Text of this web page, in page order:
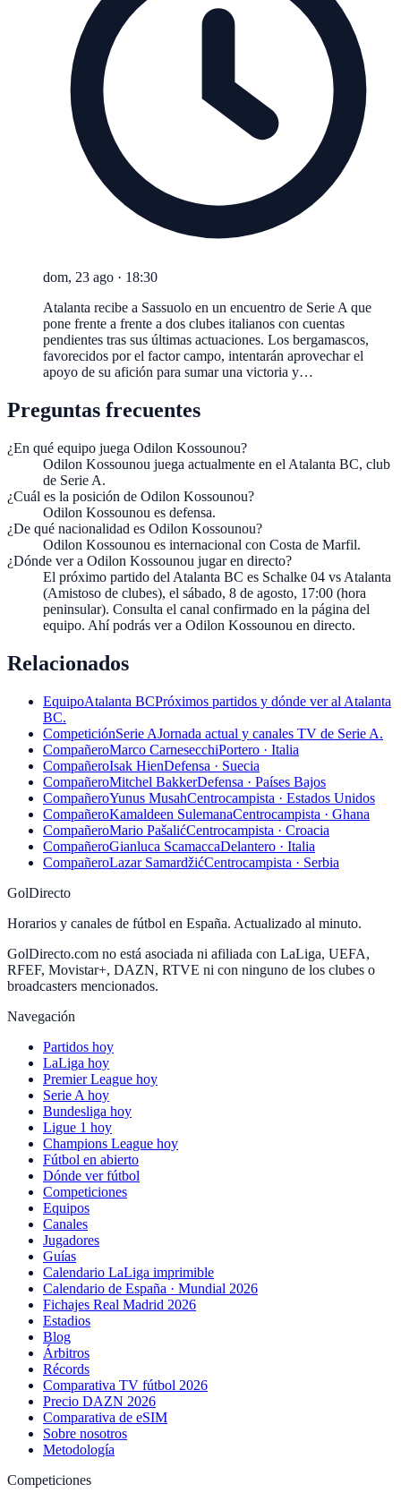
dom, 23 ago · 18:30
Atalanta recibe a Sassuolo en un encuentro de Serie A que
pone frente a frente a dos clubes italianos con cuentas
pendientes tras sus últimas actuaciones. Los bergamascos,
favorecidos por el factor campo, intentarán aprovechar el
apoyo de su afición para sumar una victoria y…
Preguntas frecuentes
¿En qué equipo juega Odilon Kossounou?
Odilon Kossounou juega actualmente en el Atalanta BC, club
de Serie A.
¿Cuál es la posición de Odilon Kossounou?
Odilon Kossounou es defensa.
¿De qué nacionalidad es Odilon Kossounou?
Odilon Kossounou es internacional con Costa de Marfil.
¿Dónde ver a Odilon Kossounou jugar en directo?
El próximo partido del Atalanta BC es Schalke 04 vs Atalanta
(Amistoso de clubes), el sábado, 8 de agosto, 17:00 (hora
peninsular). Consulta el canal confirmado en la página del
equipo. Ahí podrás ver a Odilon Kossounou en directo.
Relacionados
EquipoAtalanta BCPróximos partidos y dónde ver al Atalanta
BC.
CompeticiónSerie AJornada actual y canales TV de Serie A.
CompañeroMarco CarnesecchiPortero · Italia
CompañeroIsak HienDefensa · Suecia
CompañeroMitchel BakkerDefensa · Países Bajos
CompañeroYunus MusahCentrocampista · Estados Unidos
CompañeroKamaldeen SulemanaCentrocampista · Ghana
CompañeroMario PašalićCentrocampista · Croacia
CompañeroGianluca ScamaccaDelantero · Italia
CompañeroLazar SamardžićCentrocampista · Serbia
GolDirecto
Horarios y canales de fútbol en España. Actualizado al minuto.
GolDirecto.com no está asociada ni afiliada con LaLiga, UEFA,
RFEF, Movistar+, DAZN, RTVE ni con ninguno de los clubes o
broadcasters mencionados.
Navegación
Partidos hoy
LaLiga hoy
Premier League hoy
Serie A hoy
Bundesliga hoy
Ligue 1 hoy
Champions League hoy
Fútbol en abierto
Dónde ver fútbol
Competiciones
Equipos
Canales
Jugadores
Guías
Calendario LaLiga imprimible
Calendario de España · Mundial 2026
Fichajes Real Madrid 2026
Estadios
Blog
Árbitros
Récords
Comparativa TV fútbol 2026
Precio DAZN 2026
Comparativa de eSIM
Sobre nosotros
Metodología
Competiciones